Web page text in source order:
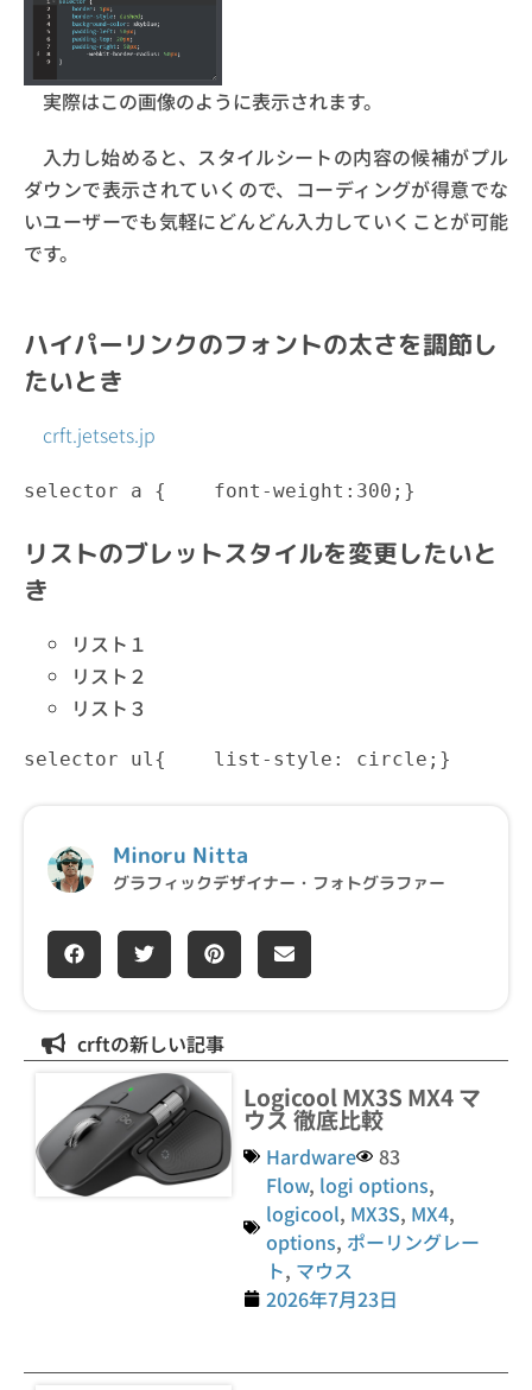
実際はこの画像のように表示されます。
入力し始めると、スタイルシートの内容の候補がプル
ダウンで表示されていくので、コーディングが得意でな
いユーザーでも気軽にどんどん入力していくことが可能
です。
ハイパーリンクのフォントの太さを調節し
たいとき
crft.jetsets.jp
selector a {    font-weight:300;}
リストのブレットスタイルを変更したいと
き
リスト１
リスト２
リスト３
selector ul{    list-style: circle;}
Minoru Nitta
グラフィックデザイナー・フォトグラファー
crftの新しい記事
Logicool MX3S MX4 マ
ウス 徹底比較
Hardware
83
Flow, logi options,
logicool, MX3S, MX4,
options, ポーリングレー
ト, マウス
2026年7月23日